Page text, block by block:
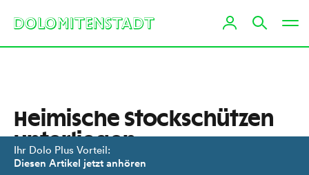
Ihr Dolo Plus Vorteil:
Diesen Artikel jetzt anhören
Heimische Stockschützen
unterliegen
Oberkärntnern